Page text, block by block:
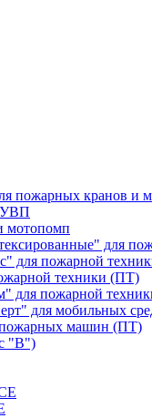
пожарных кранов и
УВП
мотопомп
для
для пожарной
техники (ПТ)
для пожарной
для мобильных
машин (ПТ)
"В")